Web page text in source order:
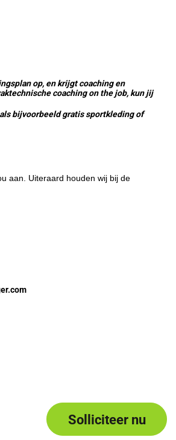
op, en krijgt coaching en
coaching on the job, kun jij
bijvoorbeeld gratis sportkleding of
aan. Uiteraard houden wij bij de
Solliciteer nu